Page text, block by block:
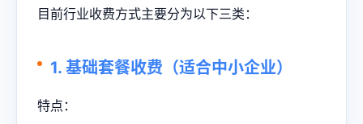
目前行业收费方式主要分为以下三类：
1. 基础套餐收费（适合中小企业）
特点：